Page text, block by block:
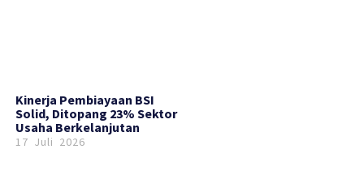
Kinerja Pembiayaan BSI
Solid, Ditopang 23% Sektor
Usaha Berkelanjutan
17 Juli 2026